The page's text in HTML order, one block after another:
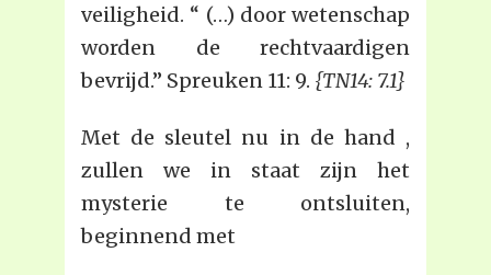
veiligheid. “ (…) door wetenschap
worden de rechtvaardigen
bevrijd.” Spreuken 11: 9. {TN14: 7.1}
Met de sleutel nu in de hand ,
zullen we in staat zijn het
mysterie te ontsluiten,
beginnend met